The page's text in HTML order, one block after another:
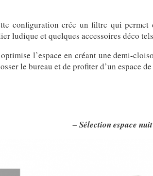
configuration crée un filtre qui
ludique et quelques accessoires déco
l’espace en créant une demi-
le bureau et de profiter d’un espace
– Sélection espace